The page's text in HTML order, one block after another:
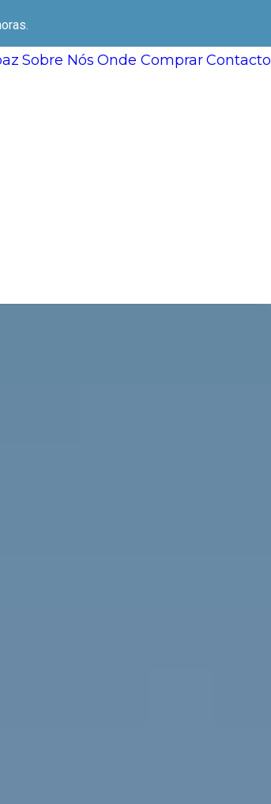
Sobre Nós Onde Comprar